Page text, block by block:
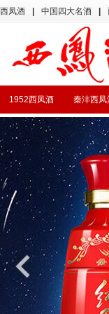
西凤酒 中国四大名酒
秦沣西凤
1952西凤酒